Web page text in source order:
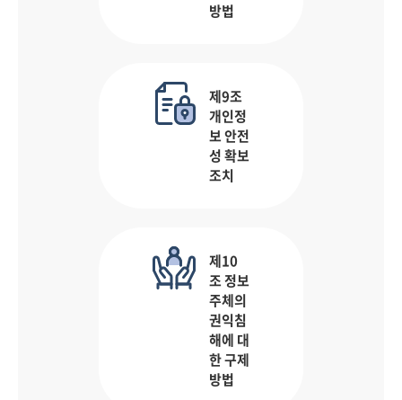
방법
제9조
개인정
보 안전
성 확보
조치
제10
조 정보
주체의
권익침
해에 대
한 구제
방법